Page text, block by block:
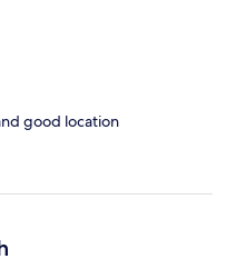
good location